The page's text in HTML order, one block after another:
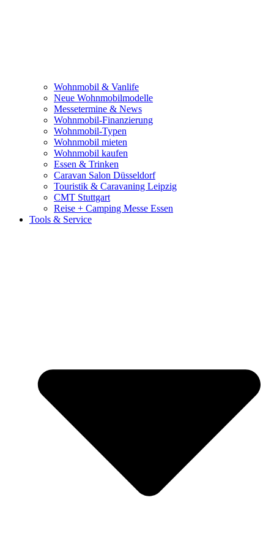
Wohnmobil & Vanlife
Neue Wohnmobilmodelle
Messetermine & News
Wohnmobil-Finanzierung
Wohnmobil-Typen
Wohnmobil mieten
Wohnmobil kaufen
Essen & Trinken
Caravan Salon Düsseldorf
Touristik & Caravaning Leipzig
CMT Stuttgart
Reise + Camping Messe Essen
Tools & Service